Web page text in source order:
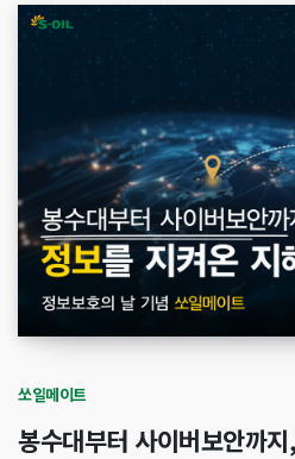
쏘일메이트
봉수대부터 사이버보안까